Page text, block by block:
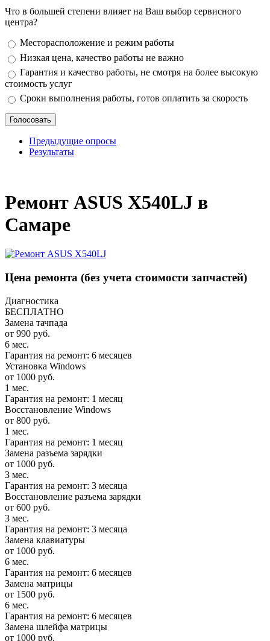
Что в большей степени влияет на Ваш выбор сервисного
центра?
Варианты
Месторасположение и режим работы
Низкая цена, качество работы не важно
Гарантия и качество работы, не смотря на более высокую
стоимость услуг
Сроки выполнения работы, готов оплатить за скорость
Предыдущие опросы
Результаты
Ремонт ASUS X540LJ в
Самаре
Цена ремонта (без учета стоимости запчастей)
Диагностика
БЕСПЛАТНО
Замена тачпада
от 990 руб.
6 мес.
Гарантия на ремонт: 6 месяцев
Установка Windows
от 1000 руб.
1 мес.
Гарантия на ремонт: 1 месяц
Восстановление Windows
от 800 руб.
1 мес.
Гарантия на ремонт: 1 месяц
Замена разъема зарядки
от 1000 руб.
3 мес.
Гарантия на ремонт: 3 месяца
Восстановление разъема зарядки
от 600 руб.
3 мес.
Гарантия на ремонт: 3 месяца
Замена клавиатуры
от 1000 руб.
6 мес.
Гарантия на ремонт: 6 месяцев
Замена матрицы
от 1500 руб.
6 мес.
Гарантия на ремонт: 6 месяцев
Замена шлейфа матрицы
от 1000 руб.